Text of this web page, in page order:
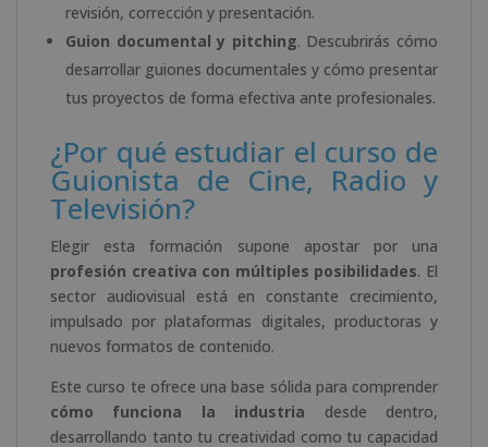
revisión, corrección y presentación.
Guion documental y pitching. Descubrirás cómo
desarrollar guiones documentales y cómo presentar
tus proyectos de forma efectiva ante profesionales.
¿Por qué estudiar el curso de
Guionista de Cine, Radio y
Televisión?
Elegir esta formación supone apostar por una
profesión creativa con múltiples posibilidades. El
sector audiovisual está en constante crecimiento,
impulsado por plataformas digitales, productoras y
nuevos formatos de contenido.
Este curso te ofrece una base sólida para comprender
cómo funciona la industria desde dentro,
desarrollando tanto tu creatividad como tu capacidad